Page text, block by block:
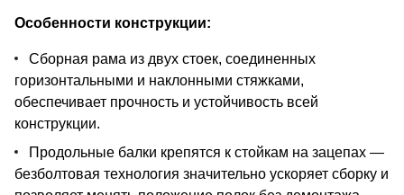
Особенности конструкции:
Сборная рама из двух стоек, соединенных
горизонтальными и наклонными стяжками,
обеспечивает прочность и устойчивость всей
конструкции.
Продольные балки крепятся к стойкам на зацепах —
безболтовая технология значительно ускоряет сборку и